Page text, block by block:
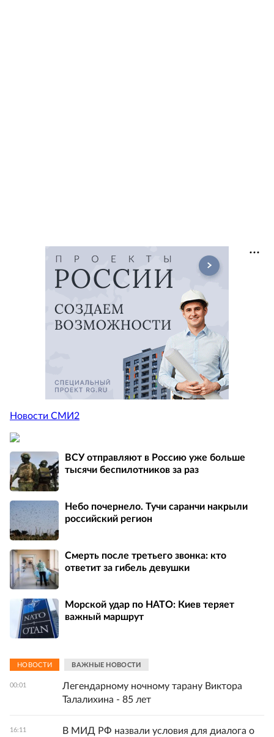
Новости СМИ2
ВСУ отправляют в Россию уже больше
тысячи беспилотников за раз
Небо почернело. Тучи саранчи накрыли
российский регион
Смерть после третьего звонка: кто
ответит за гибель девушки
Морской удар по НАТО: Киев теряет
важный маршрут
НОВОСТИ ВАЖНЫЕ НОВОСТИ
00:01
Легендарному ночному тарану Виктора
Талалихина - 85 лет
16:11
В МИД РФ назвали условия для диалога о